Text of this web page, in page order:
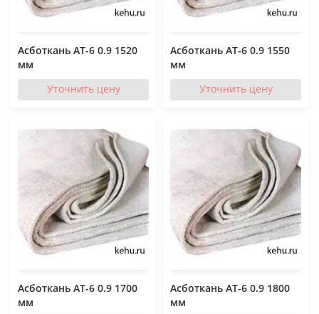
Асботкань АТ-6 0.9 1520
мм
Уточнить цену
Асботкань АТ-6 0.9 1550
мм
Уточнить цену
Асботкань АТ-6 0.9 1700
мм
Асботкань АТ-6 0.9 1800
мм